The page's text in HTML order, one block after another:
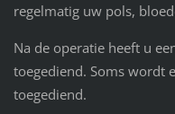
regelmatig uw pols,
Na de operatie heeft u
toegediend. Soms wordt
toegediend.